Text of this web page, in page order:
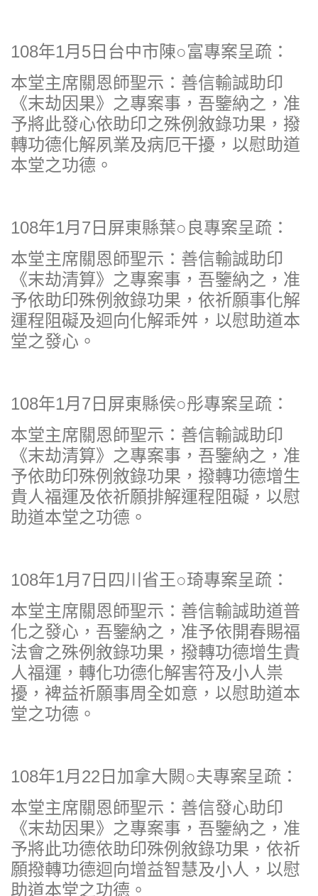
108年1月5日台中市陳○富專案呈疏：
本堂主席關恩師聖示：善信輸誠助印
《末劫因果》之專案事，吾鑒納之，准
予將此發心依助印之殊例敘錄功果，撥
轉功德化解夙業及病厄干擾，以慰助道
本堂之功德。
108年1月7日屏東縣葉○良專案呈疏：
本堂主席關恩師聖示：善信輸誠助印
《末劫清算》之專案事，吾鑒納之，准
予依助印殊例敘錄功果，依祈願事化解
運程阻礙及迴向化解乖舛，以慰助道本
堂之發心。
108年1月7日屏東縣侯○彤專案呈疏：
本堂主席關恩師聖示：善信輸誠助印
《末劫清算》之專案事，吾鑒納之，准
予依助印殊例敘錄功果，撥轉功德增生
貴人福運及依祈願排解運程阻礙，以慰
助道本堂之功德。
108年1月7日四川省王○琦專案呈疏：
本堂主席關恩師聖示：善信輸誠助道普
化之發心，吾鑒納之，准予依開春賜福
法會之殊例敘錄功果，撥轉功德增生貴
人福運，轉化功德化解害符及小人祟
擾，裨益祈願事周全如意，以慰助道本
堂之功德。
108年1月22日加拿大闕○夫專案呈疏：
本堂主席關恩師聖示：善信發心助印
《末劫因果》之專案事，吾鑒納之，准
予將此功德依助印殊例敘錄功果，依祈
願撥轉功德迴向增益智慧及小人，以慰
助道本堂之功德。